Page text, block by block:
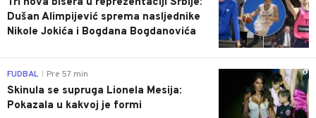
Dušan Alimpijević sprema nasljednike
Nikole Jokića i Bogdana Bogdanovića
0
FUDBAL Pre 57 min
Skinula se supruga Lionela Mesija:
Pokazala u kakvoj je formi